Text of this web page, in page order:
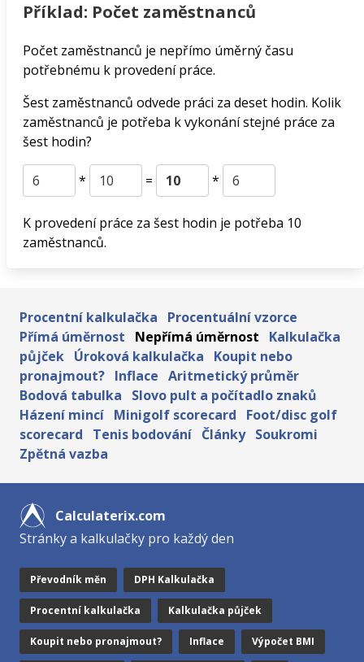
Příklad: Počet zaměstnanců
Počet zaměstnanců je nepřímo úměrný času
potřebnému k provedení práce.
Šest zaměstnanců odvede práci za deset hodin. Kolik
zaměstnanců je potřeba k vykonání stejné práce za
šest hodin?
* = *
K provedení práce za šest hodin je potřeba 10
zaměstnanců.
Procentní kalkulačka
Procentuální vzorce
Přímá úměrnost
Nepřímá úměrnost
Kalkulačka
půjček Úroková kalkulačka
Koupit nebo
pronajmout? Inflace Aritmetický průměr
Bodová tabulka
Slovo pult a počítadlo znaků
Házení mincí Minigolf scorecard
Foot/disc golf
scorecard
Tenis bodování Články Soukromi
Zpětná vazba
Calculaterix.com
Stránky a kalkulačky pro každý den
Převodník měn DPH Kalkulačka
Procentní kalkulačka Kalkulačka půjček
Koupit nebo pronajmout? Inflace Výpočet BMI